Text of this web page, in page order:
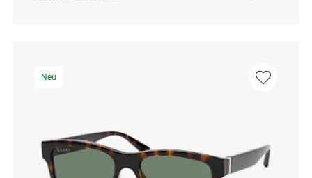
Neu